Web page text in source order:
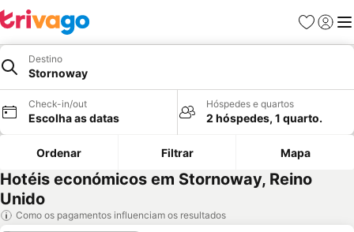
Favoritos
Iniciar
Destino
Stornoway
Check-in/out
Escolha as datas
Hóspedes e quartos
2 hóspedes, 1 quarto.
Ordenar Filtrar Mapa
Hotéis económicos em Stornoway, Reino
Unido
Como os pagamentos influenciam os resultados